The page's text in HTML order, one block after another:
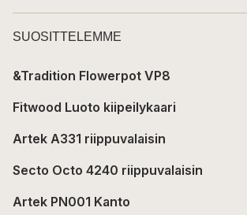
SUOSITTELEMME
&Tradition Flowerpot VP8
Fitwood Luoto kiipeilykaari
Artek A331 riippuvalaisin
Secto Octo 4240 riippuvalaisin
Artek PN001 Kanto